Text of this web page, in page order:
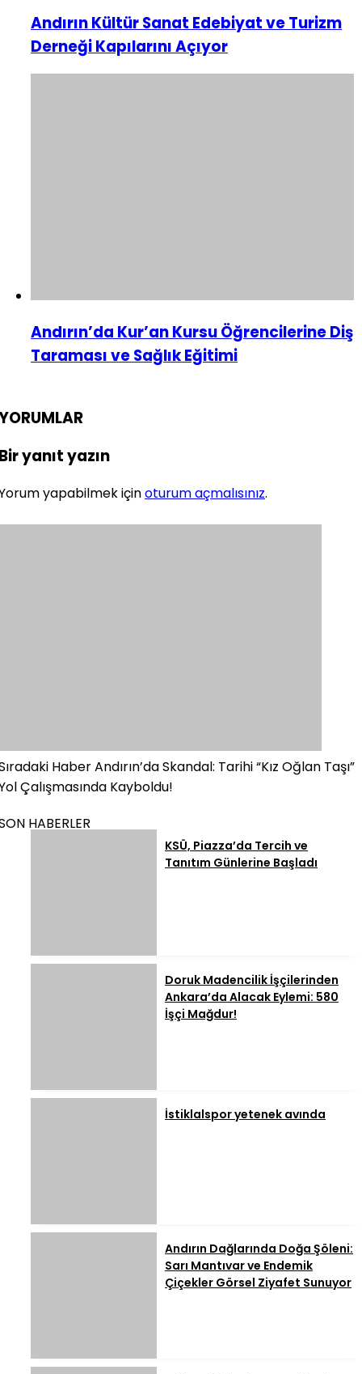
Andırın Kültür Sanat Edebiyat ve Turizm
Derneği Kapılarını Açıyor
Andırın’da Kur’an Kursu Öğrencilerine Diş
Taraması ve Sağlık Eğitimi
yanıt yazın
yapabilmek içinoturum açmalısınız.
HaberAndırın’da Skandal: Tarihi “Kız Oğlan Taşı”
Çalışmasında Kayboldu!
HABERLER
KSÜ, Piazza’da Tercih ve
Tanıtım Günlerine Başladı
Doruk Madencilik İşçilerinden
Ankara’da Alacak Eylemi: 580
İşçi Mağdur!
İstiklalspor yetenek avında
Andırın Dağlarında Doğa Şöleni:
Sarı Mantıvar ve Endemik
Çiçekler Görsel Ziyafet Sunuyor